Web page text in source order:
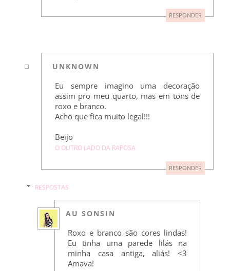
RESPONDER
UNKNOWN
Eu sempre imagino uma decoração
assim pro meu quarto, mas em tons de
roxo e branco.
Acho que fica muito legal!!!
Beijo
O OUTRO LADO DA RAPOSA
RESPONDER
RESPOSTAS
AU SONSIN
Roxo e branco são cores lindas!
Eu tinha uma parede lilás na
minha casa antiga, aliás! <3
Amava!